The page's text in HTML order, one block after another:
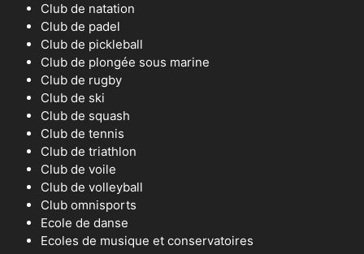
Club de natation
Club de padel
Club de pickleball
Club de plongée sous marine
Club de rugby
Club de ski
Club de squash
Club de tennis
Club de triathlon
Club de voile
Club de volleyball
Club omnisports
Ecole de danse
Ecoles de musique et conservatoires